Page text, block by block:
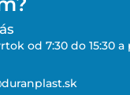
od 7:30 do 15:30